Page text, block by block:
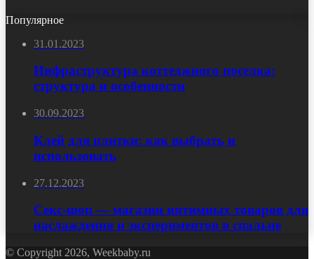
Популярное
31.01.2023
Инфраструктура коттеджного поселка:
структура и особенности
30.09.2023
Клей для плитки: как выбрать и
использовать
27.12.2023
Секс-шоп — магазин интимных товаров для
наслаждения и экспериментов в спальне
© Copyright 2026, Weekbaby.ru